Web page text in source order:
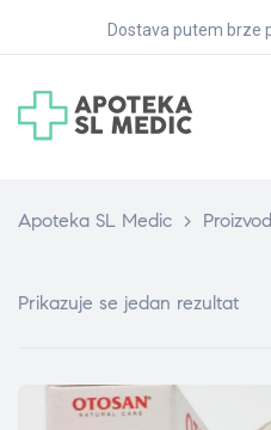
Dostava putem brze
Apoteka SL Medic >
Prikazuje se jedan rezultat